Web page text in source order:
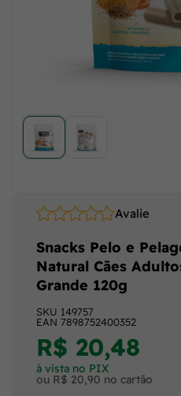
Avalie
SKU 149757
EAN 7898752400352
Snacks Pelo e
Natural Cães
Grande 120g
R$ 20,48
à vista no PIX
ou R$ 20,90 no cartão